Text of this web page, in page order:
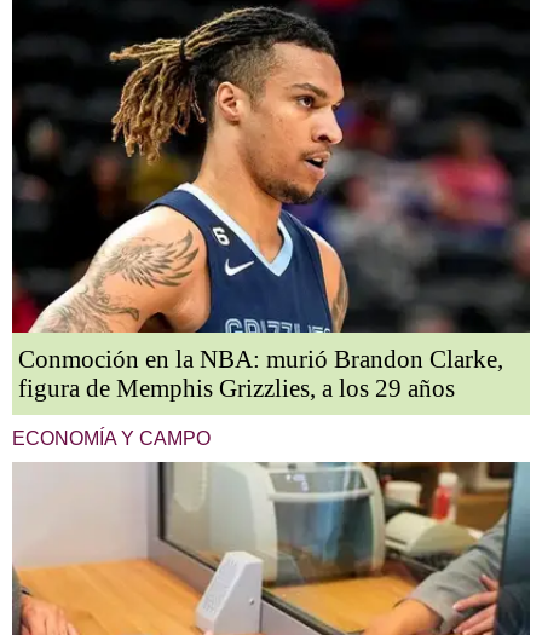
Conmoción en la NBA: murió Brandon Clarke,
figura de Memphis Grizzlies, a los 29 años
ECONOMÍA Y CAMPO